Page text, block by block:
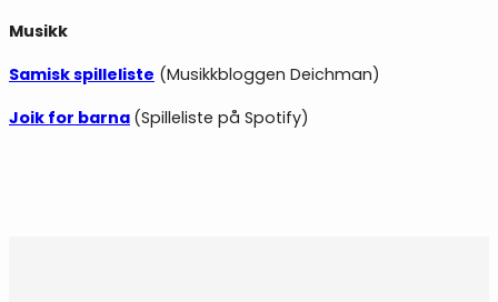
Musikk
Samisk spilleliste (Musikkbloggen Deichman)
Joik for barna (Spilleliste på Spotify)